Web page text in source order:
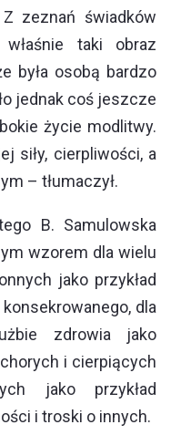
zeznań świadków
właśnie taki obraz
była osobą bardzo
jednak coś jeszcze
życie modlitwy.
siły, cierpliwości, a
– tłumaczył.
B. Samulowska
wzorem dla wielu
jako przykład
dla
zdrowia jako
i cierpiących
jako przykład
i troski o innych.